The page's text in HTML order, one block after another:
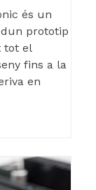
és un
prototip
tot el
fins a la
en